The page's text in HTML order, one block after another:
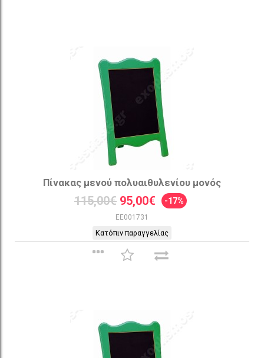
Πίνακας μενού πολυαιθυλενίου μονός
115,00€ 95,00€ -17%
EE001731
Κατόπιν παραγγελίας